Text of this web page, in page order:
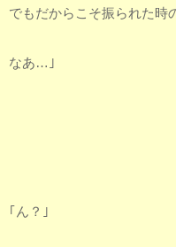
でもだからこそ振られた時
なあ…｣
｢ん？｣